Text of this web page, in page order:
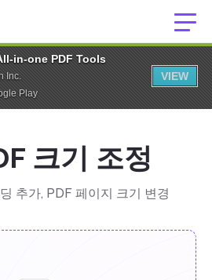
in-one PDF Tools
Inc.
Play
VIEW
크기 조정
추가, PDF 페이지 크기 변경